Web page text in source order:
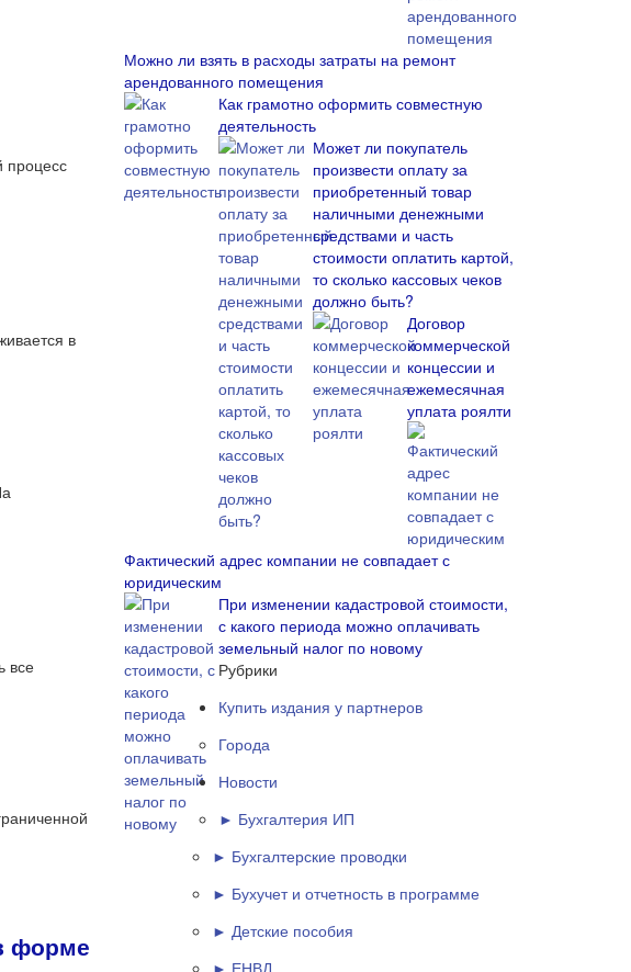
процесс
в
все
форме
Можно ли взять в расходы затраты на ремонт
арендованного помещения
Как грамотно оформить совместную
деятельность
Может ли покупатель
произвести оплату за
приобретенный товар
наличными денежными
средствами и часть
стоимости оплатить картой,
то сколько кассовых чеков
должно быть?
Договор
коммерческой
концессии и
ежемесячная
уплата роялти
Фактический адрес компании не совпадает с
юридическим
При изменении кадастровой стоимости,
с какого периода можно оплачивать
земельный налог по новому
Рубрики
Купить издания у партнеров
Города
Новости
► Бухгалтерия ИП
► Бухгалтерские проводки
► Бухучет и отчетность в программе
► Детские пособия
► ЕНВД